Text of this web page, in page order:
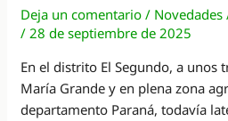
Deja un comentario / Novedades
/ 28 de septiembre de 2025
En el distrito El Segundo, a unos
María Grande y en plena zona
departamento Paraná, todavía